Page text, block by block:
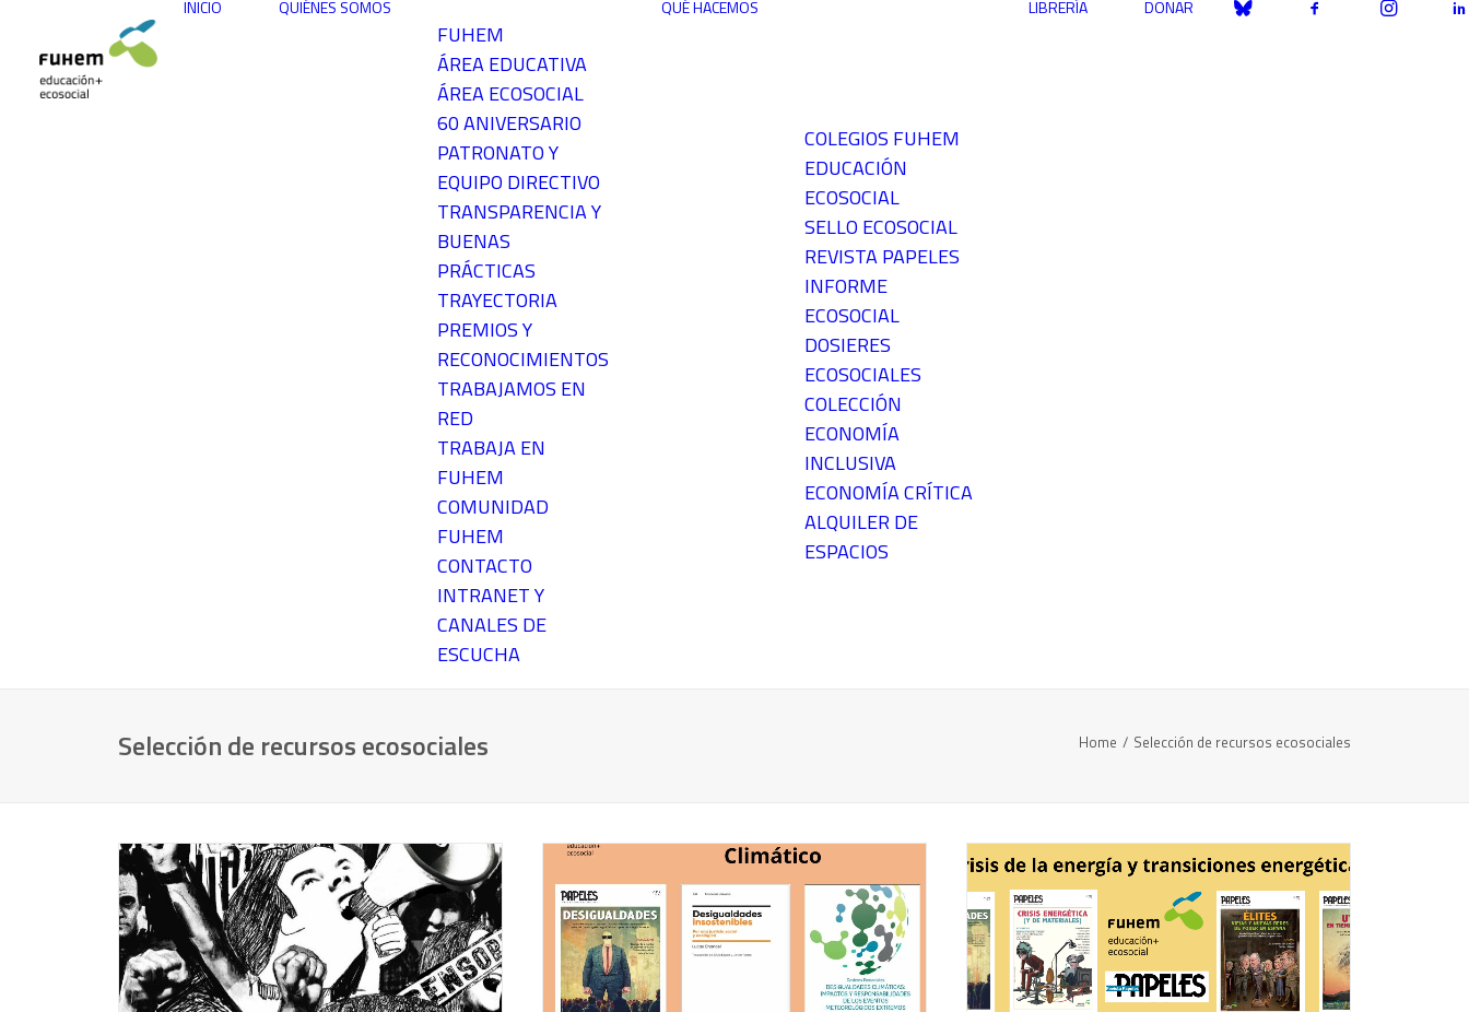
INICIO QUIÉNES SOMOS
FUHEM
ÁREA EDUCATIVA
ÁREA ECOSOCIAL
60 ANIVERSARIO
PATRONATO Y
EQUIPO DIRECTIVO
TRANSPARENCIA Y
BUENAS
PRÁCTICAS
TRAYECTORIA
PREMIOS Y
RECONOCIMIENTOS
TRABAJAMOS EN
RED
TRABAJA EN
FUHEM
COMUNIDAD
FUHEM
CONTACTO
INTRANET Y
CANALES DE
ESCUCHA
QUÉ HACEMOS
COLEGIOS FUHEM
EDUCACIÓN
ECOSOCIAL
SELLO ECOSOCIAL
REVISTA PAPELES
INFORME
ECOSOCIAL
DOSIERES
ECOSOCIALES
COLECCIÓN
ECONOMÍA
INCLUSIVA
ECONOMÍA CRÍTICA
ALQUILER DE
ESPACIOS
LIBRERÍA DONAR
Selección de recursos ecosociales Home Selección de recursos ecosociales